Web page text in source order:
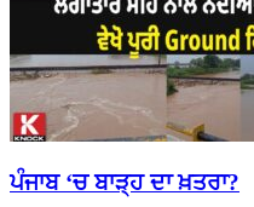
ਪੰਜਾਬ ‘ਚ ਬਾੜ੍ਹ ਦਾ ਖ਼ਤਰਾ?